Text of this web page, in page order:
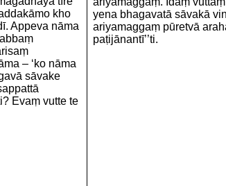
kho
Appeva nāma
– ‘ko nāma
sāvake
Evaṃ vutte te
yena bhagavatā sāvakā
ariyamaggaṃ pūretvā
paṭijānantī’’ti.